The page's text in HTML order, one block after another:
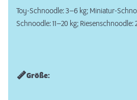
Toy-Schnoodle: 3–6 kg; Miniatur-
Schnoodle: 11–20 kg;
Größe: